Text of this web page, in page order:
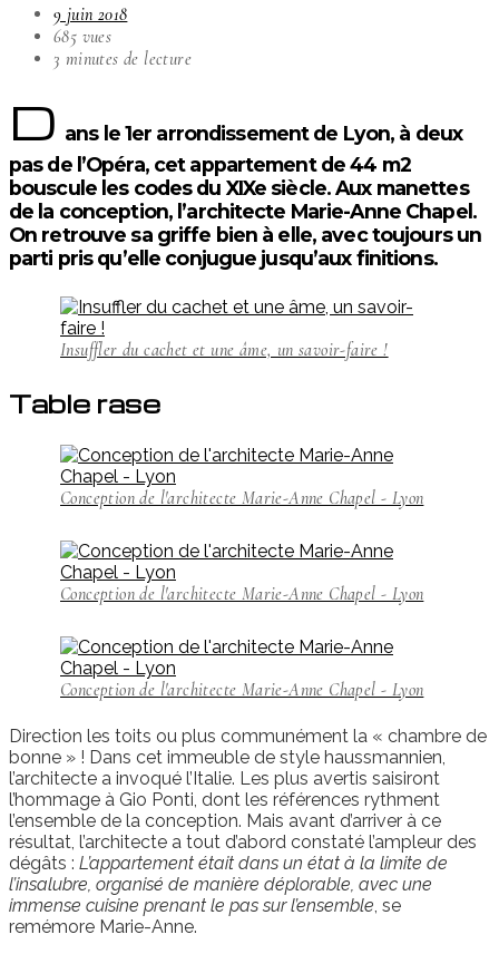
9 juin 2018
685 vues
3 minutes de lecture
D ans le 1er arrondissement de Lyon, à deux
pas de l’Opéra, cet appartement de 44 m2
bouscule les codes du XIXe siècle. Aux manettes
de la conception, l’architecte Marie-Anne Chapel.
On retrouve sa griffe bien à elle, avec toujours un
parti pris qu’elle conjugue jusqu’aux finitions.
Insuffler du cachet et une âme, un savoir-faire !
Table rase
Conception de l'architecte Marie-Anne Chapel - Lyon
Conception de l'architecte Marie-Anne Chapel - Lyon
Conception de l'architecte Marie-Anne Chapel - Lyon
Direction les toits ou plus communément la « chambre de
bonne » ! Dans cet immeuble de style haussmannien,
l’architecte a invoqué l’Italie. Les plus avertis saisiront
l’hommage à Gio Ponti, dont les références rythment
l’ensemble de la conception. Mais avant d’arriver à ce
résultat, l’architecte a tout d’abord constaté l’ampleur des
dégâts : L’appartement était dans un état à la limite de
l’insalubre, organisé de manière déplorable, avec une
immense cuisine prenant le pas sur l’ensemble, se
remémore Marie-Anne.